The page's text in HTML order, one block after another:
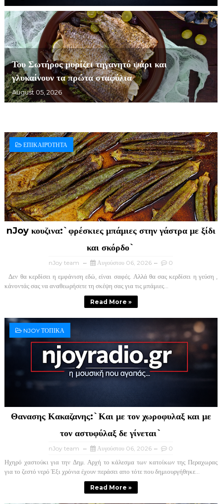
Του Σωτήρος μυρίζει τηγανητό ψάρι και
γλυκαίνουν τα πρώτα σταφύλια
August 05, 2026
ΕΠΙΚΑΙΡΌΤΗΤΑ
nJoy κουζινα:`φρέσκιες μπάμιες στην γάστρα με ξίδι
και σκόρδο`
nJoy team Αυγούστου 06, 2026 0
Δεν θα κερδίσει η εμφάνιση εδώ, είναι σαφές. Αλλά θα σας κερδίσει η γεύση ,
κάνοντάς σας να αναθεωρήσετε τη σκέψη σας για τις μπάμιες...
Read More »
NJOY ΤΟΠΙΚΑ
Θανασης Κακαζανης:`Και με τον χωροφυλαξ και με
τον αστυφύλαξ δε γίνεται`
nJoy team Αυγούστου 06, 2026 0
Ηχηρό χαστούκι για την Δημ. Αρχή το κάλεσμα των κατοίκων της Περαχωρας
για το ζεστό νερό Έξι χρόνια έχουν περάσει απο τότε που δημιουργήθηκε...
Read More »